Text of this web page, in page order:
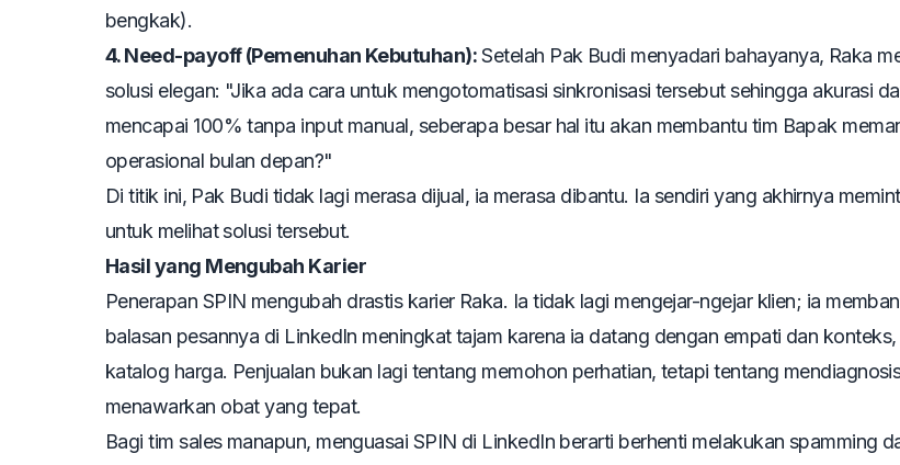
bengkak).
4. Need-payoff (Pemenuhan Kebutuhan):Setelah Pak Budi menyadari bahayanya, Raka
solusi elegan: "Jika ada cara untuk mengotomatisasi sinkronisasi tersebut sehingga akurasi
mencapai 100% tanpa input manual, seberapa besar hal itu akan membantu tim Bapak
operasional bulan depan?"
Di titik ini, Pak Budi tidak lagi merasa dijual, ia merasa dibantu. Ia sendiri yang akhirnya
untuk melihat solusi tersebut.
Hasil yang Mengubah Karier
Penerapan SPIN mengubah drastis karier Raka. Ia tidak lagi mengejar-ngejar klien; ia
balasan pesannya di LinkedIn meningkat tajam karena ia datang dengan empati dan
katalog harga. Penjualan bukan lagi tentang memohon perhatian, tetapi tentang
menawarkan obat yang tepat.
Bagi tim sales manapun, menguasai SPIN di LinkedIn berarti berhenti melakukan spamming